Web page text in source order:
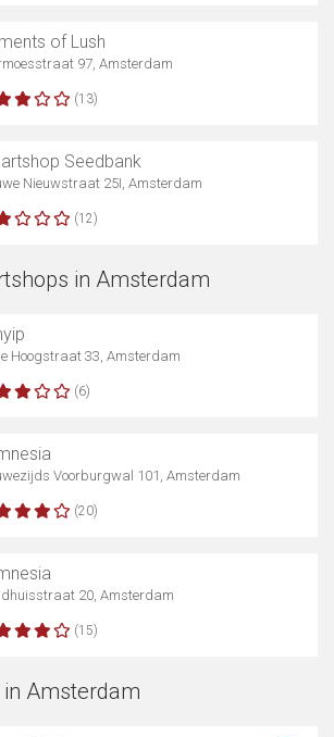
of Lush
97, Amsterdam
(13)
Seedbank
Nieuwstraat 25I, Amsterdam
(12)
in Amsterdam
Hoogstraat 33, Amsterdam
(6)
Voorburgwal 101, Amsterdam
(20)
20, Amsterdam
(15)
Amsterdam